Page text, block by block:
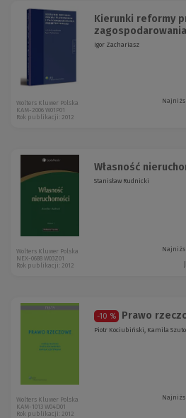
Kierunki reformy
Igor Zachariasz
Wolters Kluwer Polska
KAM-2006 W01P01
Rok publikacji: 2012
Własność
Stanisław Rudnicki
Wolters Kluwer Polska
NEX-0688 W03Z01
Rok publikacji: 2012
-10 % Prawo
Piotr Kociubiński, Kamila
Wolters Kluwer Polska
KAM-1013 W04D01
Rok publikacji: 2012